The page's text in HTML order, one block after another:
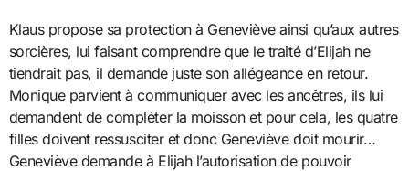
Klaus propose sa protection à Geneviève ainsi qu’aux autres
sorcières, lui faisant comprendre que le traité d’Elijah ne
tiendrait pas, il demande juste son allégeance en retour.
Monique parvient à communiquer avec les ancêtres, ils lui
demandent de compléter la moisson et pour cela, les quatre
filles doivent ressusciter et donc Geneviève doit mourir…
Geneviève demande à Elijah l’autorisation de pouvoir